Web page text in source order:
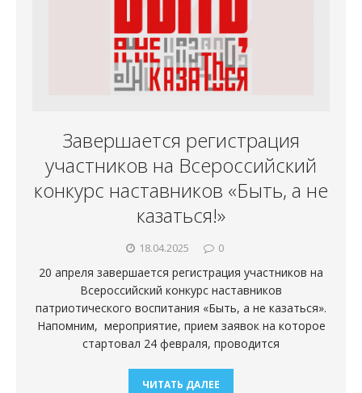
Завершается регистрация
участников на Всероссийский
конкурс наставников «Быть, а не
казаться!»
18.04.2025 0
20 апреля завершается регистрация участников на
Всероссийский конкурс наставников
патриотического воспитания «Быть, а не казаться».
Напомним, мероприятие, прием заявок на которое
стартовал 24 февраля, проводится
ЧИТАТЬ ДАЛЕЕ